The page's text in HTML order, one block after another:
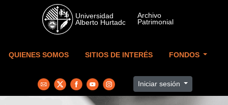
Skip to main content
QUIENES SOMOS SITIOS DE INTERÉS FONDOS
Iniciar sesión